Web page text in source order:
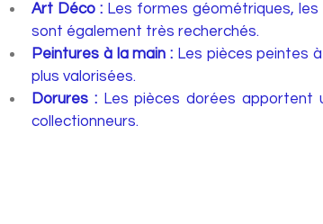
Art Déco : Les formes géométriques,
sont également très recherchés.
Peintures à la main : Les pièces peintes
plus valorisées.
Dorures : Les pièces dorées apportent
collectionneurs.